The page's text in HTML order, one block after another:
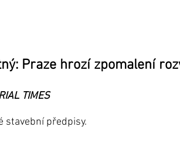
Praze hrozí zpomalení
TIMES
stavební předpisy.